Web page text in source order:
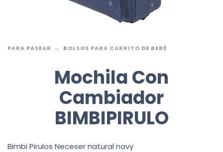
PARA PASEAR BOLSOS PARA CARRITO DE BEBÉ
Mochila Con
Cambiador
BIMBIPIRULO
Bimbi Pirulos Neceser natural navy